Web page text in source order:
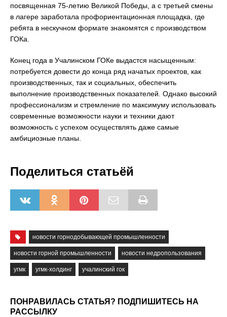
посвященная 75-летию Великой Победы, а с третьей смены
в лагере заработала профориентационная площадка, где
ребята в нескучном формате знакомятся с производством
ГОКа.
Конец года в Учалинском ГОКе выдастся насыщенным:
потребуется довести до конца ряд начатых проектов, как
производственных, так и социальных, обеспечить
выполнение производственных показателей. Однако высокий
профессионализм и стремление по максимуму использовать
современные возможности науки и техники дают
возможность с успехом осуществлять даже самые
амбициозные планы.
Поделиться статьёй
новости горнодобывающей промышленности
новости горной промышленности новости недропользования
угмк угмк-холдинг учалинский гок
ПОНРАВИЛАСЬ СТАТЬЯ? ПОДПИШИТЕСЬ НА
РАССЫЛКУ